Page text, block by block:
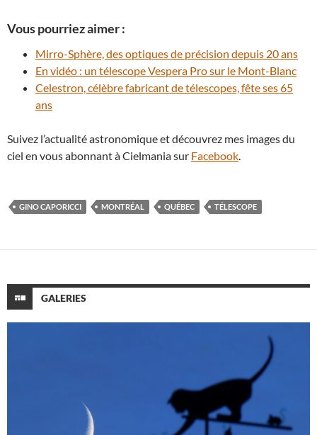
Vous pourriez aimer :
Mirro-Sphère, des optiques de précision depuis 20 ans
En vidéo : un télescope Vespera Pro sur le Mont-Blanc
Celestron, célèbre fabricant de télescopes, fête ses 65
ans
Suivez l’actualité astronomique et découvrez mes images du
ciel en vous abonnant à Cielmania sur Facebook.
GINO CAPORICCI MONTRÉAL QUÉBEC TÉLESCOPE
GALERIES